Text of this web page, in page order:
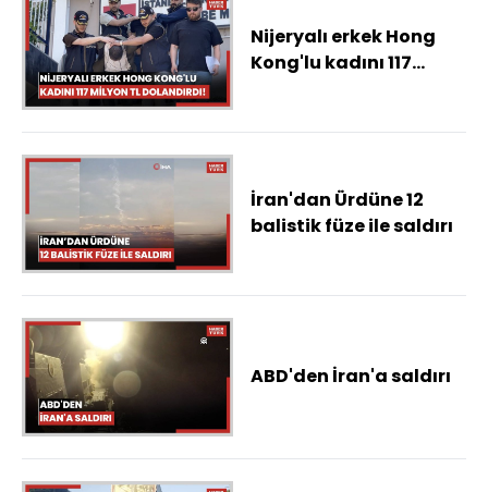
Nijeryalı erkek Hong
Kong'lu kadını 117
İran'dan Ürdüne 12
balistik füze ile saldırı
ABD'den İran'a saldırı